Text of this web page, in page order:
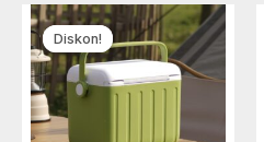
Diskon!
Diskon!